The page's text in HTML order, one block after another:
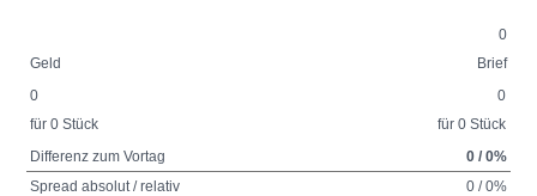
0
Geld
Brief
0
für 0 Stück
0
für 0 Stück
Differenz zum Vortag
0 / 0%
Spread absolut / relativ
0 / 0%